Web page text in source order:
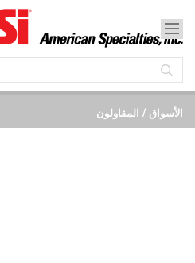
الأسواق / المقاولون